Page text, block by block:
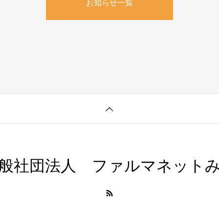
お知らせ一覧
社団法人 ファルマネット